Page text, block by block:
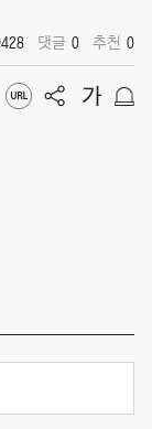
댓글 0 추천 0